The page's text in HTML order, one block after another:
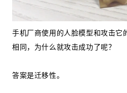
手机厂商使用的人脸模型和攻击它
相同，为什么就攻击成功了呢？
答案是迁移性。